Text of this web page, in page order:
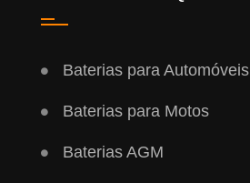
Baterias para Automóveis
Baterias para Motos
Baterias AGM